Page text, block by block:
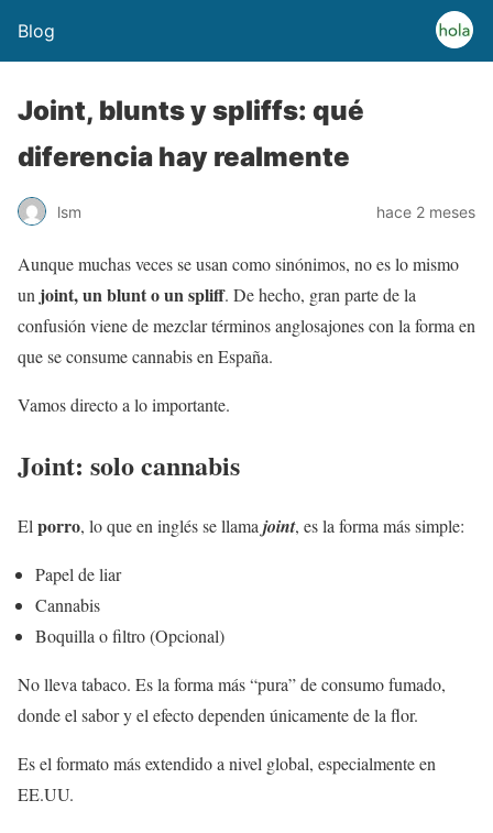
Blog
Joint, blunts y spliffs: qué
diferencia hay realmente
lsm hace 2 meses
Aunque muchas veces se usan como sinónimos, no es lo mismo
un joint, un blunt o un spliff. De hecho, gran parte de la
confusión viene de mezclar términos anglosajones con la forma en
que se consume cannabis en España.
Vamos directo a lo importante.
Joint: solo cannabis
El porro, lo que en inglés se llama joint, es la forma más simple:
Papel de liar
Cannabis
Boquilla o filtro (Opcional)
No lleva tabaco. Es la forma más “pura” de consumo fumado,
donde el sabor y el efecto dependen únicamente de la flor.
Es el formato más extendido a nivel global, especialmente en
EE.UU.